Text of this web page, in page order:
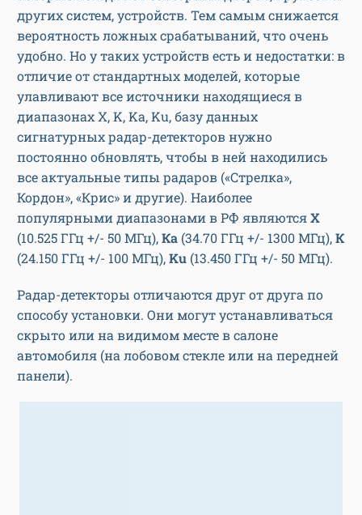
других систем, устройств. Тем самым снижается
вероятность ложных срабатываний, что очень
удобно. Но у таких устройств есть и недостатки: в
отличие от стандартных моделей, которые
улавливают все источники находящиеся в
диапазонах X, K, Ka, Ku, базу данных
сигнатурных радар-детекторов нужно
постоянно обновлять, чтобы в ней находились
все актуальные типы радаров («Стрелка»,
Кордон», «Крис» и другие). Наиболее
популярными диапазонами в РФ являютсяХ
(10.525 ГГц +/- 50 МГц),Ка (34.70 ГГц +/- 1300 МГц),К
(24.150 ГГц +/- 100 МГц),Ku (13.450 ГГц +/- 50 МГц).
Радар-детекторы отличаются друг от друга по
способу установки. Они могут устанавливаться
скрыто или на видимом месте в салоне
автомобиля (на лобовом стекле или на передней
панели).